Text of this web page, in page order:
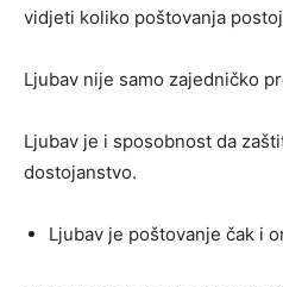
vidjeti koliko poštovanja
Ljubav nije samo zajedničko
Ljubav je i sposobnost da
dostojanstvo.
Ljubav je poštovanje čak i